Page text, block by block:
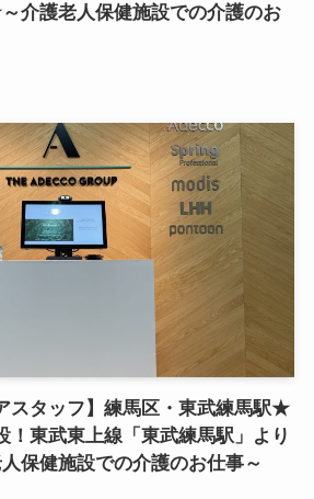
介護老人保健施設での介護のお
スタッフ】練馬区・東武練馬駅★
！東武東上線「東武練馬駅」より
保健施設での介護のお仕事～